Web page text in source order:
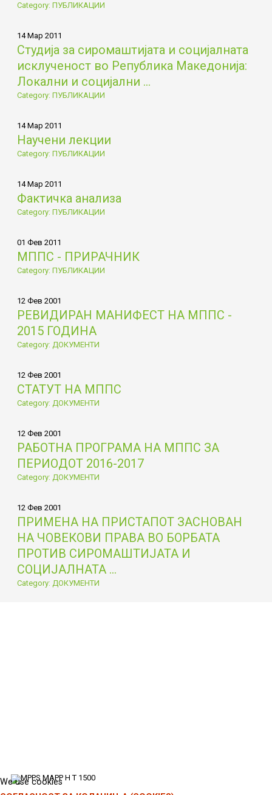
Category: ПУБЛИКАЦИИ
14 Мар 2011
Студија за сиромаштијата и социјалната
исклученост во Република Македонија:
Локални и социјални ...
Category: ПУБЛИКАЦИИ
14 Мар 2011
Научени лекции
Category: ПУБЛИКАЦИИ
14 Мар 2011
Фактичка анализа
Category: ПУБЛИКАЦИИ
01 Фев 2011
МППС - ПРИРАЧНИК
Category: ПУБЛИКАЦИИ
12 Фев 2001
РЕВИДИРАН МАНИФЕСТ НА МППС -
2015 ГОДИНА
Category: ДОКУМЕНТИ
12 Фев 2001
СТАТУТ НА МППС
Category: ДОКУМЕНТИ
12 Фев 2001
РАБОТНА ПРОГРАМА НА МППС ЗА
ПЕРИОДОТ 2016-2017
Category: ДОКУМЕНТИ
12 Фев 2001
ПРИМЕНА НА ПРИСТАПОТ ЗАСНОВАН
НА ЧОВЕКОВИ ПРАВА ВО БОРБАТА
ПРОТИВ СИРОМАШТИЈАТА И
СОЦИЈАЛНАТА ...
Category: ДОКУМЕНТИ
We use cookies